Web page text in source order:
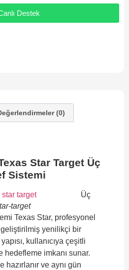
Destek
(0)
Star Target Üç
Sistemi
target
Üç
Texas Star, profesyonel
geliştirilmiş yenilikçi bir
kullanıcıya çeşitli
hedefleme imkanı sunar.
ve aynı gün